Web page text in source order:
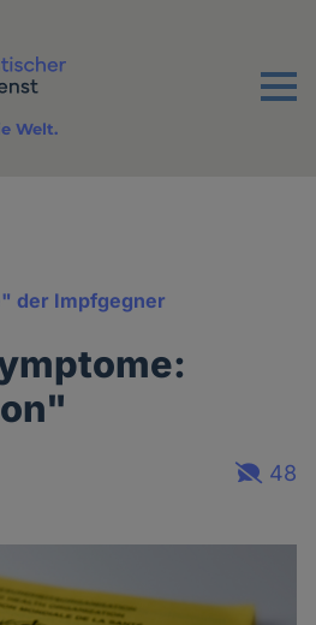
Menu
Welt.
der Impfgegner
48